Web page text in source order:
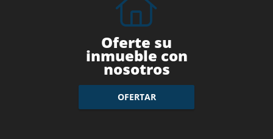
Oferte su
inmueble con
nosotros
OFERTAR